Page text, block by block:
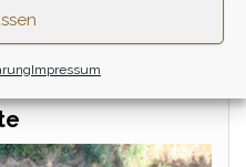
Impressum
…